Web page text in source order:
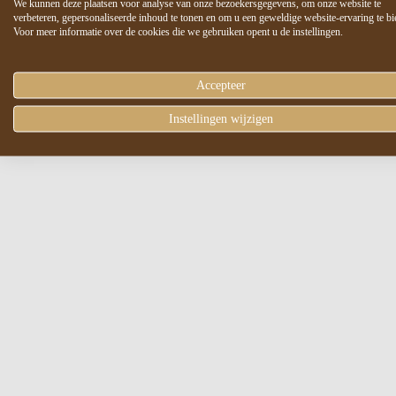
We kunnen deze plaatsen voor analyse van onze bezoekersgegevens, om onze website te
verbeteren, gepersonaliseerde inhoud te tonen en om u een geweldige website-ervaring te
Voor meer informatie over de cookies die we gebruiken opent u de instellingen.
Accepteer
Instellingen wijzigen